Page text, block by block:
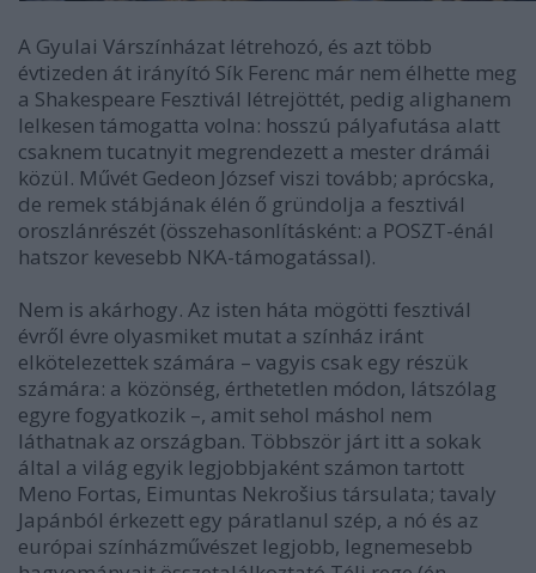
A Gyulai Várszínházat létrehozó, és azt több
évtizeden át irányító Sík Ferenc már nem élhette meg
a Shakespeare Fesztivál létrejöttét, pedig alighanem
lelkesen támogatta volna: hosszú pályafutása alatt
csaknem tucatnyit megrendezett a mester drámái
közül. Művét Gedeon József viszi tovább; aprócska,
de remek stábjának élén ő gründolja a fesztivál
oroszlánrészét (összehasonlításként: a POSZT-énál
hatszor kevesebb NKA-támogatással).
Nem is akárhogy. Az isten háta mögötti fesztivál
évről évre olyasmiket mutat a színház iránt
elkötelezettek számára – vagyis csak egy részük
számára: a közönség, érthetetlen módon, látszólag
egyre fogyatkozik –, amit sehol máshol nem
láthatnak az országban. Többször járt itt a sokak
által a világ egyik legjobbjaként számon tartott
Meno Fortas, Eimuntas Nekrošius társulata; tavaly
Japánból érkezett egy páratlanul szép, a nó és az
európai színházművészet legjobb, legnemesebb